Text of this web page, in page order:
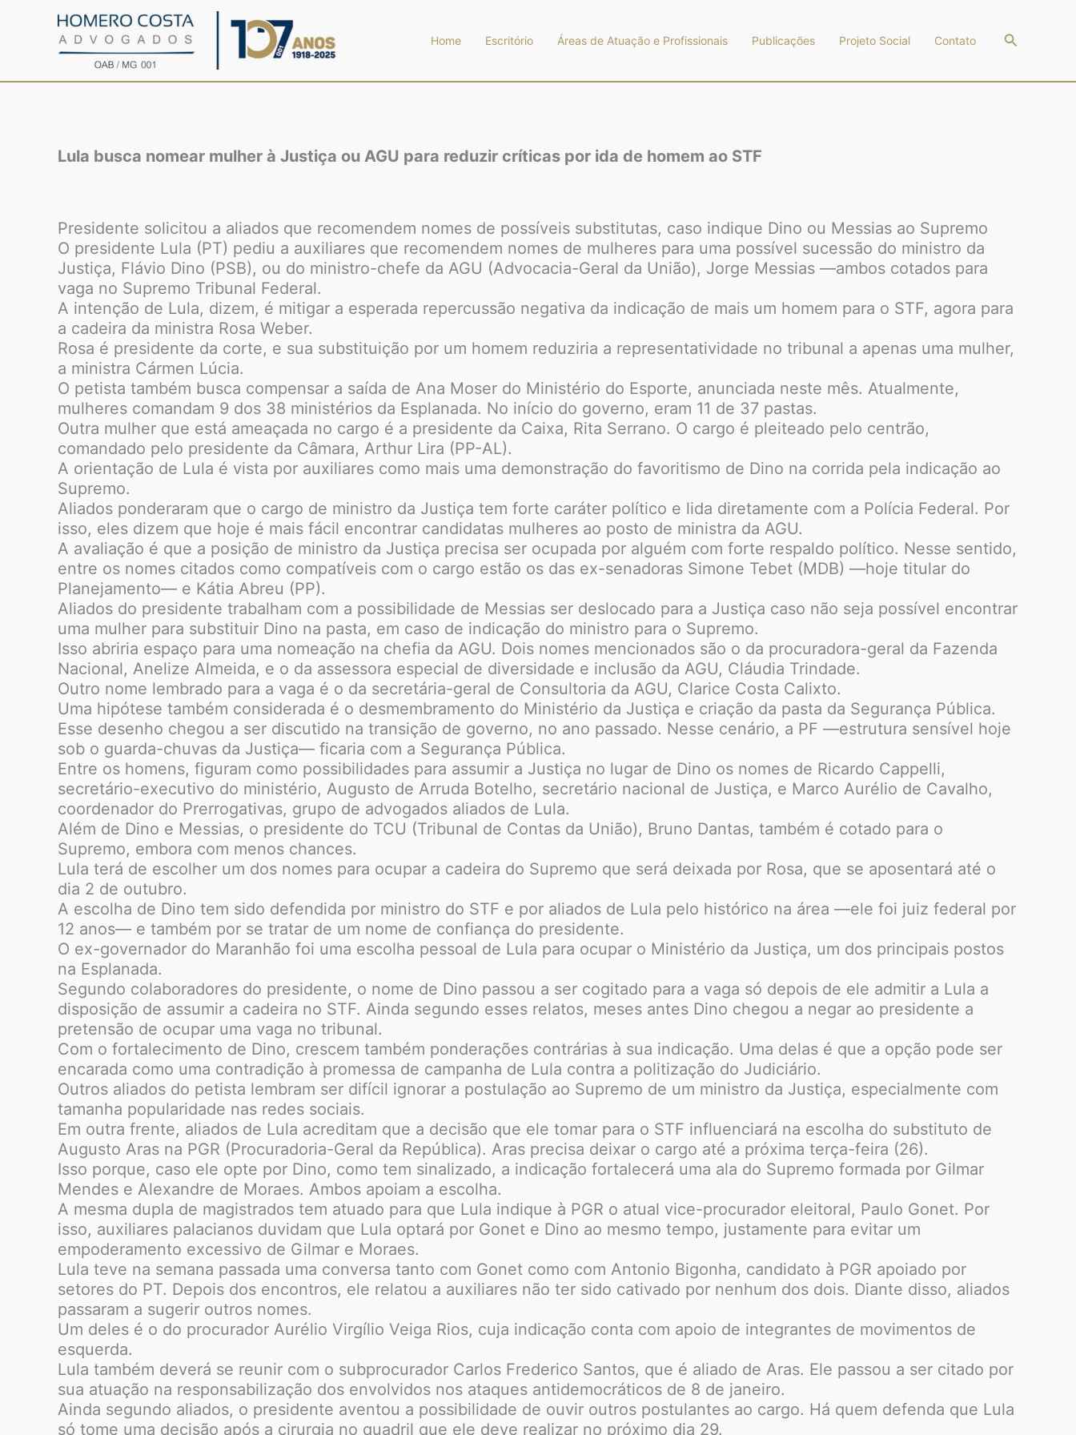
Home Escritório Áreas de Atuação e Profissionais Publicações Projeto Social Contato Pesquisar
Lula busca nomear mulher à Justiça ou AGU para reduzir críticas por ida de homem ao STF
Presidente solicitou a aliados que recomendem nomes de possíveis substitutas, caso indique Dino ou Messias ao Supremo
O presidente Lula (PT) pediu a auxiliares que recomendem nomes de mulheres para uma possível sucessão do ministro da
Justiça, Flávio Dino (PSB), ou do ministro-chefe da AGU (Advocacia-Geral da União), Jorge Messias —ambos cotados para
vaga no Supremo Tribunal Federal.
A intenção de Lula, dizem, é mitigar a esperada repercussão negativa da indicação de mais um homem para o STF, agora para
a cadeira da ministra Rosa Weber.
Rosa é presidente da corte, e sua substituição por um homem reduziria a representatividade no tribunal a apenas uma mulher,
a ministra Cármen Lúcia.
O petista também busca compensar a saída de Ana Moser do Ministério do Esporte, anunciada neste mês. Atualmente,
mulheres comandam 9 dos 38 ministérios da Esplanada. No início do governo, eram 11 de 37 pastas.
Outra mulher que está ameaçada no cargo é a presidente da Caixa, Rita Serrano. O cargo é pleiteado pelo centrão,
comandado pelo presidente da Câmara, Arthur Lira (PP-AL).
A orientação de Lula é vista por auxiliares como mais uma demonstração do favoritismo de Dino na corrida pela indicação ao
Supremo.
Aliados ponderaram que o cargo de ministro da Justiça tem forte caráter político e lida diretamente com a Polícia Federal. Por
isso, eles dizem que hoje é mais fácil encontrar candidatas mulheres ao posto de ministra da AGU.
A avaliação é que a posição de ministro da Justiça precisa ser ocupada por alguém com forte respaldo político. Nesse sentido,
entre os nomes citados como compatíveis com o cargo estão os das ex-senadoras Simone Tebet (MDB) —hoje titular do
Planejamento— e Kátia Abreu (PP).
Aliados do presidente trabalham com a possibilidade de Messias ser deslocado para a Justiça caso não seja possível encontrar
uma mulher para substituir Dino na pasta, em caso de indicação do ministro para o Supremo.
Isso abriria espaço para uma nomeação na chefia da AGU. Dois nomes mencionados são o da procuradora-geral da Fazenda
Nacional, Anelize Almeida, e o da assessora especial de diversidade e inclusão da AGU, Cláudia Trindade.
Outro nome lembrado para a vaga é o da secretária-geral de Consultoria da AGU, Clarice Costa Calixto.
Uma hipótese também considerada é o desmembramento do Ministério da Justiça e criação da pasta da Segurança Pública.
Esse desenho chegou a ser discutido na transição de governo, no ano passado. Nesse cenário, a PF —estrutura sensível hoje
sob o guarda-chuvas da Justiça— ficaria com a Segurança Pública.
Entre os homens, figuram como possibilidades para assumir a Justiça no lugar de Dino os nomes de Ricardo Cappelli,
secretário-executivo do ministério, Augusto de Arruda Botelho, secretário nacional de Justiça, e Marco Aurélio de Cavalho,
coordenador do Prerrogativas, grupo de advogados aliados de Lula.
Além de Dino e Messias, o presidente do TCU (Tribunal de Contas da União), Bruno Dantas, também é cotado para o
Supremo, embora com menos chances.
Lula terá de escolher um dos nomes para ocupar a cadeira do Supremo que será deixada por Rosa, que se aposentará até o
dia 2 de outubro.
A escolha de Dino tem sido defendida por ministro do STF e por aliados de Lula pelo histórico na área —ele foi juiz federal por
12 anos— e também por se tratar de um nome de confiança do presidente.
O ex-governador do Maranhão foi uma escolha pessoal de Lula para ocupar o Ministério da Justiça, um dos principais postos
na Esplanada.
Segundo colaboradores do presidente, o nome de Dino passou a ser cogitado para a vaga só depois de ele admitir a Lula a
disposição de assumir a cadeira no STF. Ainda segundo esses relatos, meses antes Dino chegou a negar ao presidente a
pretensão de ocupar uma vaga no tribunal.
Com o fortalecimento de Dino, crescem também ponderações contrárias à sua indicação. Uma delas é que a opção pode ser
encarada como uma contradição à promessa de campanha de Lula contra a politização do Judiciário.
Outros aliados do petista lembram ser difícil ignorar a postulação ao Supremo de um ministro da Justiça, especialmente com
tamanha popularidade nas redes sociais.
Em outra frente, aliados de Lula acreditam que a decisão que ele tomar para o STF influenciará na escolha do substituto de
Augusto Aras na PGR (Procuradoria-Geral da República). Aras precisa deixar o cargo até a próxima terça-feira (26).
Isso porque, caso ele opte por Dino, como tem sinalizado, a indicação fortalecerá uma ala do Supremo formada por Gilmar
Mendes e Alexandre de Moraes. Ambos apoiam a escolha.
A mesma dupla de magistrados tem atuado para que Lula indique à PGR o atual vice-procurador eleitoral, Paulo Gonet. Por
isso, auxiliares palacianos duvidam que Lula optará por Gonet e Dino ao mesmo tempo, justamente para evitar um
empoderamento excessivo de Gilmar e Moraes.
Lula teve na semana passada uma conversa tanto com Gonet como com Antonio Bigonha, candidato à PGR apoiado por
setores do PT. Depois dos encontros, ele relatou a auxiliares não ter sido cativado por nenhum dos dois. Diante disso, aliados
passaram a sugerir outros nomes.
Um deles é o do procurador Aurélio Virgílio Veiga Rios, cuja indicação conta com apoio de integrantes de movimentos de
esquerda.
Lula também deverá se reunir com o subprocurador Carlos Frederico Santos, que é aliado de Aras. Ele passou a ser citado por
sua atuação na responsabilização dos envolvidos nos ataques antidemocráticos de 8 de janeiro.
Ainda segundo aliados, o presidente aventou a possibilidade de ouvir outros postulantes ao cargo. Há quem defenda que Lula
só tome uma decisão após a cirurgia no quadril que ele deve realizar no próximo dia 29.